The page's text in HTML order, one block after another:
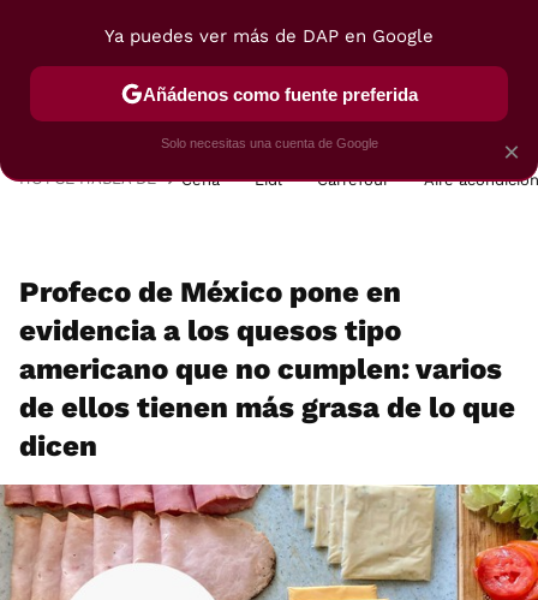
POSTRES VIAJES SELECCIÓN VEGUI
HOY SE HABLA DE Cena Lidl Carrefour Aire
Profeco de México pone en
evidencia a los quesos tipo
americano que no cumplen: varios
de ellos tienen más grasa de lo que
dicen
×
Ya puedes ver más de DAP en Google
Añádenos como fuente preferida
Solo necesitas una cuenta de Google